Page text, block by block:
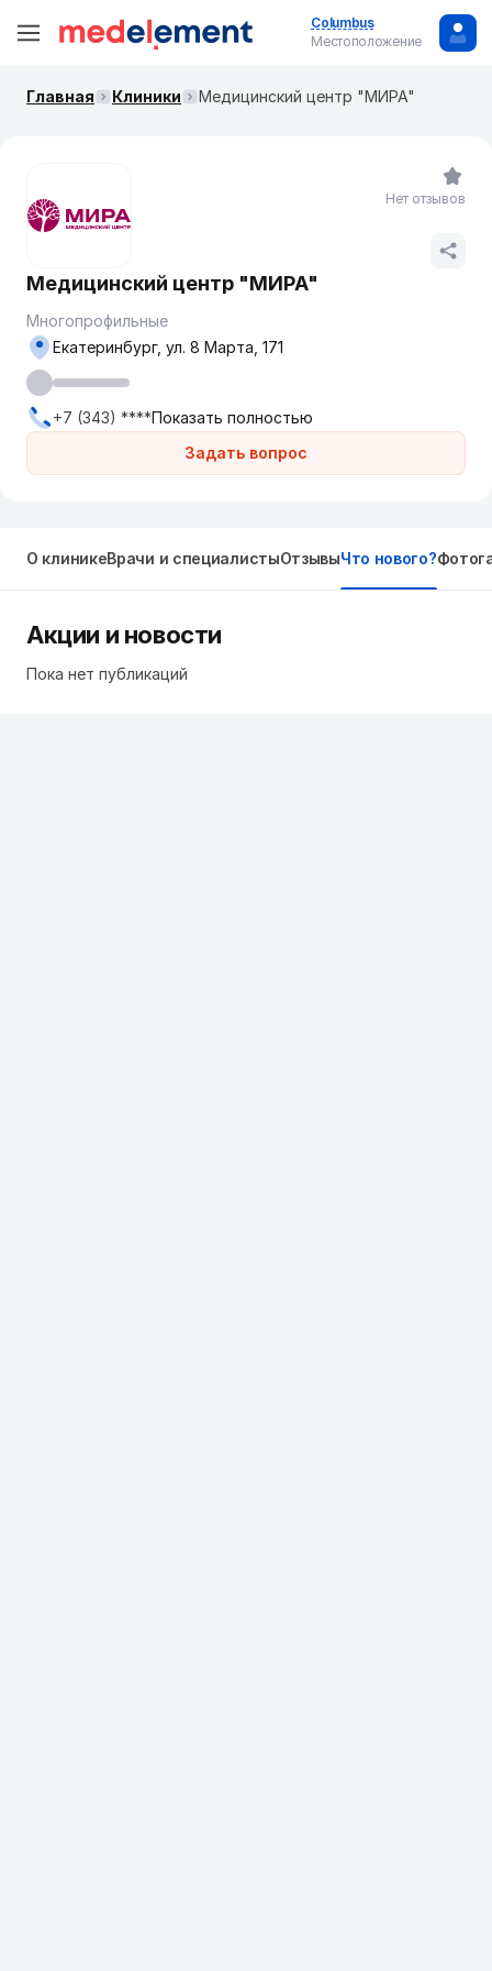
Columbus
Местоположение
Главная Клиники Медицинский центр "МИРА"
Медицинский центр "МИРА"
Многопрофильные
Задать вопрос
Екатеринбург, ул. 8 Марта, 171
+7 (343) ****Показать полностью
Нет отзывов
О клиникеВрачи и специалистыОтзывыЧто нового?
Акции и новости
Пока нет публикаций